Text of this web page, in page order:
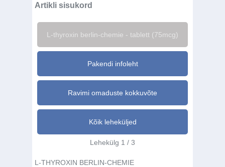
Artikli sisukord
L-thyroxin berlin-chemie - tablett (75mcg)
Pakendi infoleht
Ravimi omaduste kokkuvõte
Kõik leheküljed
Lehekülg 1 / 3
L-THYROXIN BERLIN-CHEMIE